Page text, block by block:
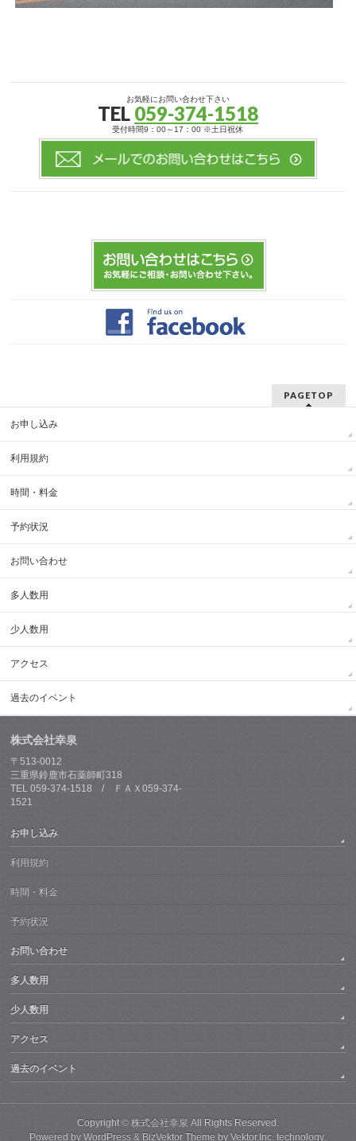
お気軽にお問い合わせ下さい
TEL 059-374-1518
受付時間9：00～17：00 ※土日祝休
PAGETOP
お申し込み
利用規約
時間・料金
予約状況
お問い合わせ
多人数用
少人数用
アクセス
過去のイベント
株式会社幸泉
〒513-0012
三重県鈴鹿市石薬師町318
TEL 059-374-1518 / ＦＡＸ059-374-
1521
お申し込み
利用規約
時間・料金
予約状況
お問い合わせ
多人数用
少人数用
アクセス
過去のイベント
Copyright © 株式会社幸泉 All Rights Reserved.
Powered byWordPress & BizVektor Theme byVektor,Inc. technology.